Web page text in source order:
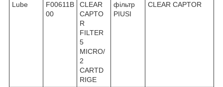
Lube
F00611B
00
CLEAR
CAPTO
R
FILTER
5
MICRO/
2
CARTD
RIGE
фільтр
PIUSI
CLEAR CAPTOR